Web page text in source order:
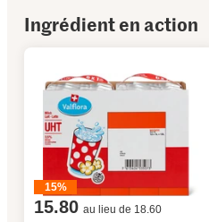
Ingrédient en action
15%
15.80 au lieu de 18.60